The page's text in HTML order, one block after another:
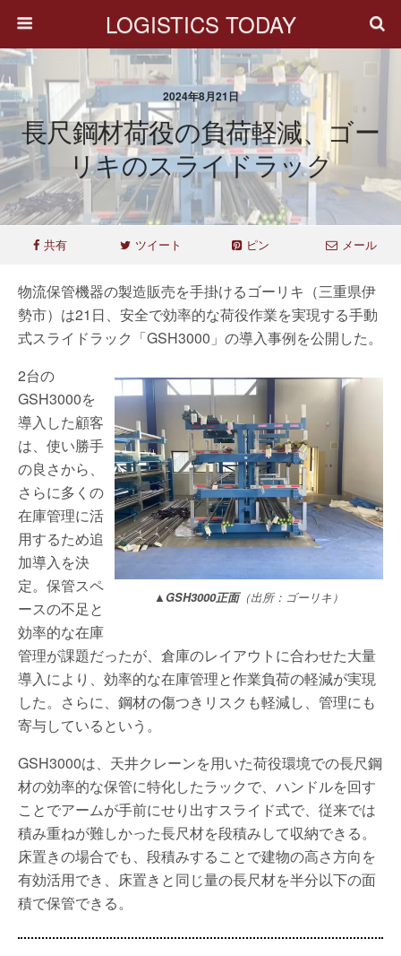
LOGISTICS TODAY
2024年8月21日
長尺鋼材荷役の負荷軽減、ゴー
リキのスライドラック
共有 ツイート ピン メール
物流保管機器の製造販売を手掛けるゴーリキ（三重県伊
勢市）は21日、安全で効率的な荷役作業を実現する手動
式スライドラック「GSH3000」の導入事例を公開した。
▲GSH3000正面（出所：ゴーリキ）
2台の
GSH3000を
導入した顧客
は、使い勝手
の良さから、
さらに多くの
在庫管理に活
用するため追
加導入を決
定。保管スペ
ースの不足と
効率的な在庫
管理が課題だったが、倉庫のレイアウトに合わせた大量
導入により、効率的な在庫管理と作業負荷の軽減が実現
した。さらに、鋼材の傷つきリスクも軽減し、管理にも
寄与しているという。
GSH3000は、天井クレーンを用いた荷役環境での長尺鋼
材の効率的な保管に特化したラックで、ハンドルを回す
ことでアームが手前にせり出すスライド式で、従来では
積み重ねが難しかった長尺材を段積みして収納できる。
床置きの場合でも、段積みすることで建物の高さ方向を
有効活用でき、床置きと同じ量の長尺材を半分以下の面
積で保管できる。